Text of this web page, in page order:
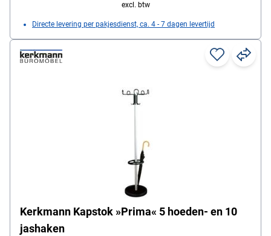
excl. btw
Directe levering per pakjesdienst, ca. 4 - 7 dagen levertijd
Kerkmann Kapstok »Prima« 5 hoeden- en 10
jashaken